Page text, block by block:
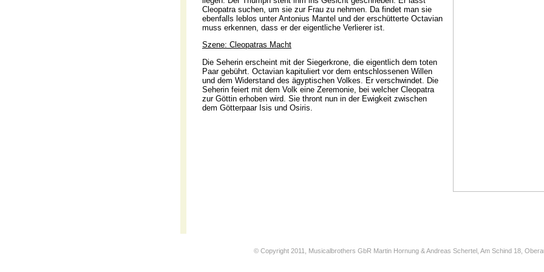
Cleopatra suchen, um sie zur Frau zu nehmen. Da findet man sie
ebenfalls leblos unter Antonius Mantel und der erschütterte Octavian
muss erkennen, dass er der eigentliche Verlierer ist.
Szene: Cleopatras Macht
Die Seherin erscheint mit der Siegerkrone, die eigentlich dem toten
Paar gebührt. Octavian kapituliert vor dem entschlossenen Willen
und dem Widerstand des ägyptischen Volkes. Er verschwindet. Die
Seherin feiert mit dem Volk eine Zeremonie, bei welcher Cleopatra
zur Göttin erhoben wird. Sie thront nun in der Ewigkeit zwischen
dem Götterpaar Isis und Osiris.
© Copyright 2011, Musicalbrothers GbR Martin Hornung & Andreas Schertel, Am Schind 18,